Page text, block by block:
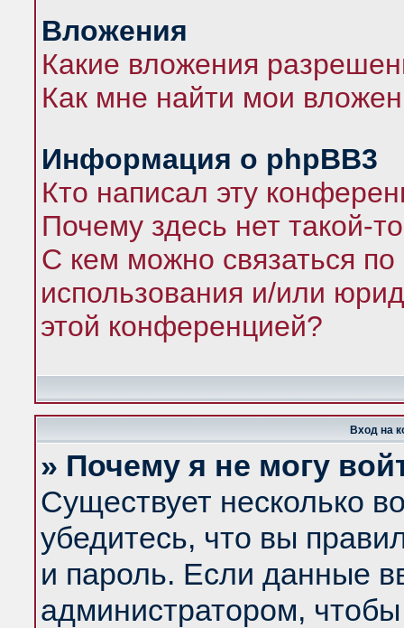
Вложения
Какие вложения
Как мне найти мои
Информация о phpBB3
Кто написал эту
Почему здесь нет такой-
С кем можно связаться по
использования и/или
этой конференцией?
Вход на
» Почему я не могу
Существует несколько
убедитесь, что вы
и пароль. Если данные
администратором,